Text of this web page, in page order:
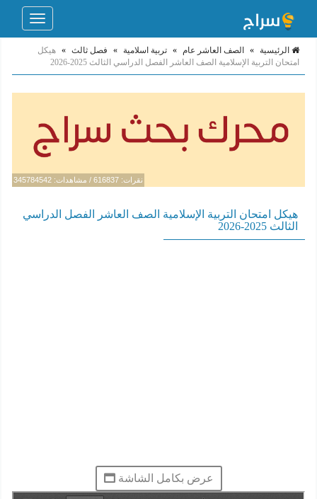
Toggle
الرئيسية » الصف العاشر عام » تربية اسلامية » فصل ثالث » هيكل
امتحان التربية الإسلامية الصف العاشر الفصل الدراسي الثالث 2025-2026
نقرات: 616837 / مشاهدات: 345784542
هيكل امتحان التربية الإسلامية الصف العاشر الفصل الدراسي
الثالث 2025-2026
عرض بكامل الشاشة